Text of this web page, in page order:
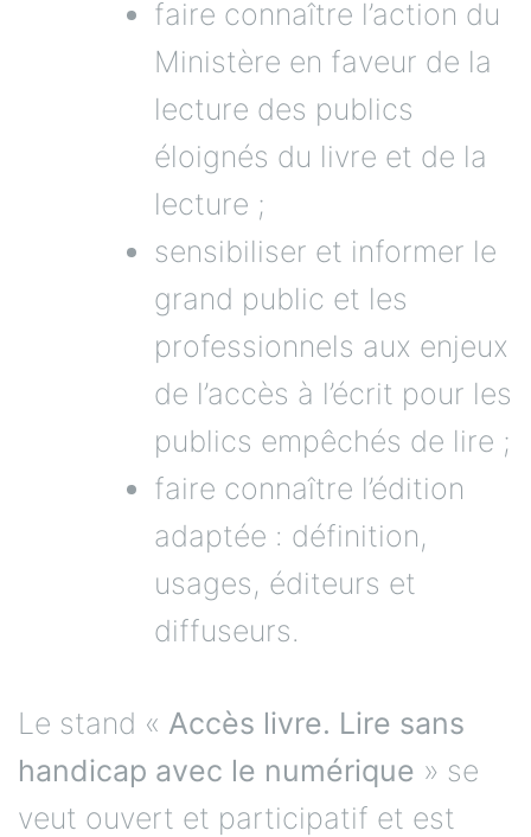
faire connaître l’action du
Ministère en faveur de la
lecture des publics
éloignés du livre et de la
lecture ;
sensibiliser et informer le
grand public et les
professionnels aux enjeux
de l’accès à l’écrit pour les
publics empêchés de lire ;
faire connaître l’édition
adaptée : définition,
usages, éditeurs et
diffuseurs.
Le stand « Accès livre. Lire sans
handicap avec le numérique » se
veut ouvert et participatif et est